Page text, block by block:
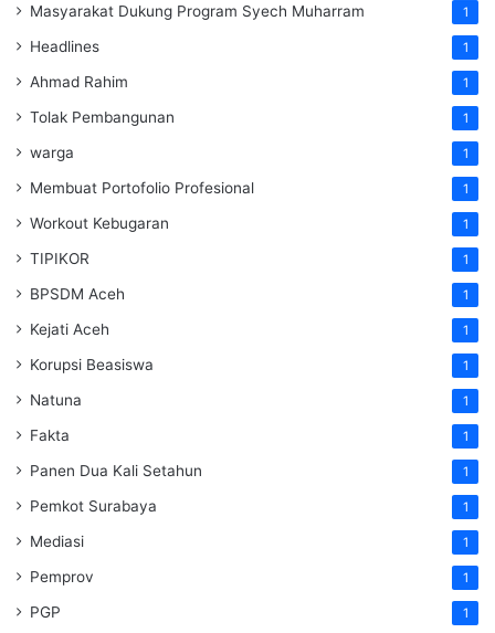
Masyarakat Dukung Program Syech Muharram 1
Headlines 1
Ahmad Rahim 1
Tolak Pembangunan 1
warga 1
Membuat Portofolio Profesional 1
Workout Kebugaran 1
TIPIKOR 1
BPSDM Aceh 1
Kejati Aceh 1
Korupsi Beasiswa 1
Natuna 1
Fakta 1
Panen Dua Kali Setahun 1
Pemkot Surabaya 1
Mediasi 1
Pemprov 1
PGP 1